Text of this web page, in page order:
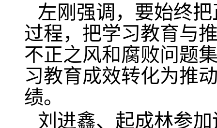
左刚强调，要始终
过程，把学习教育与
不正之风和腐败问题
习教育成效转化为推
绩。
刘进鑫、起成林参